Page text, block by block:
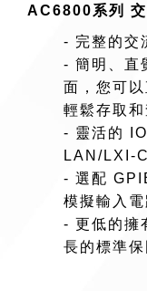
AC6800系列 交
- 完整的交
- 簡明、直
面，您可
輕鬆存取
- 靈活的
LAN/LXI-
- 選配
模擬輸入電
- 更低的擁
長的標準